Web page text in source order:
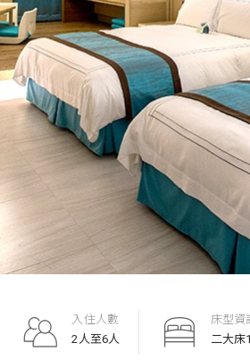
入住人數
2人至6人
床型資
二大床